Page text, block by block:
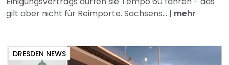
gilt aber nicht für Reimporte. Sachsens... | mehr
DRESDEN NEWS